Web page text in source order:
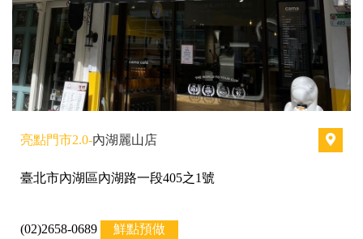
亮點門市2.0-內湖麗山店
臺北市內湖區內湖路一段405之1號
(02)2658-0689 鮮點預做